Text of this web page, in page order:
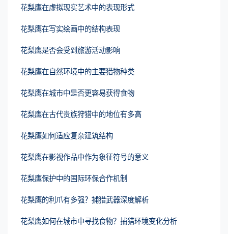
花梨鹰在虚拟现实艺术中的表现形式
花梨鹰在写实绘画中的结构表现
花梨鹰是否会受到旅游活动影响
花梨鹰在自然环境中的主要猎物种类
花梨鹰在城市中是否更容易获得食物
花梨鹰在古代贵族狩猎中的地位有多高
花梨鹰如何适应复杂建筑结构
花梨鹰在影视作品中作为象征符号的意义
花梨鹰保护中的国际环保合作机制
花梨鹰的利爪有多强？捕猎武器深度解析
花梨鹰如何在城市中寻找食物？捕猎环境变化分析